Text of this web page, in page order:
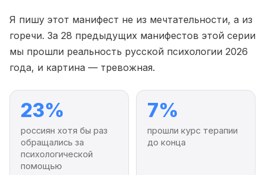
Я пишу этот манифест не из мечтательности, а из
горечи. За 28 предыдущих манифестов этой серии
мы прошли реальность русской психологии 2026
года, и картина — тревожная.
23%
россиян хотя бы раз
обращались за
психологической
помощью
7%
прошли курс терапии
до конца